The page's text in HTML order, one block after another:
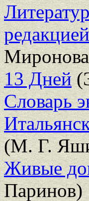
13 Дней
Словарь
(М. Г.
Живые
Паринов)